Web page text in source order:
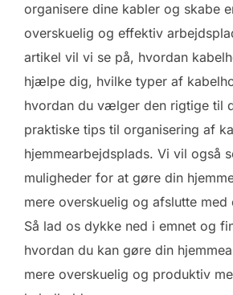
organisere dine kabler og skabe
overskuelig og effektiv
artikel vil vi se på, hvordan
hjælpe dig, hvilke typer af
hvordan du vælger den rigtige til
praktiske tips til organisering af
hjemmearbejdsplads. Vi vil også
muligheder for at gøre din
mere overskuelig og afslutte med
Så lad os dykke ned i emnet og
hvordan du kan gøre din
mere overskuelig og produktiv